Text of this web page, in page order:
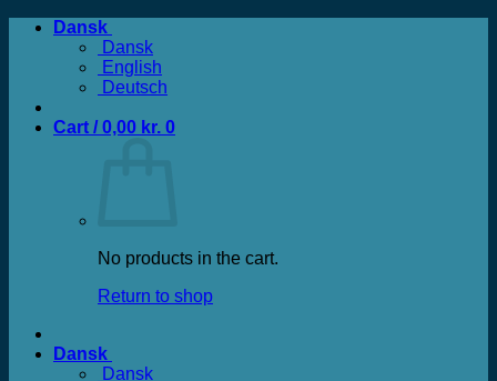
FortsætDansk
Dansk
English
Deutsch
Cart /0,00 kr. 0
No products in the cart.
Return to shop
Dansk
Dansk